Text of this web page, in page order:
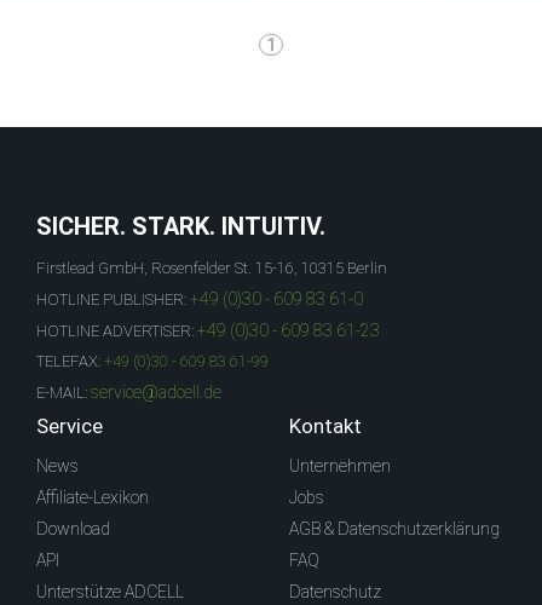
1
SICHER. STARK. INTUITIV.
Firstlead GmbH, Rosenfelder St. 15-16, 10315 Berlin
HOTLINE PUBLISHER: +49 (0)30 - 609 83 61-0
HOTLINE ADVERTISER: +49 (0)30 - 609 83 61-23
TELEFAX: +49 (0)30 - 609 83 61-99
E-MAIL: service@adcell.de
Service
News
Affiliate-Lexikon
Download
API
Unterstütze ADCELL
Kontakt
Unternehmen
Jobs
AGB & Datenschutzerklärung
FAQ
Datenschutz